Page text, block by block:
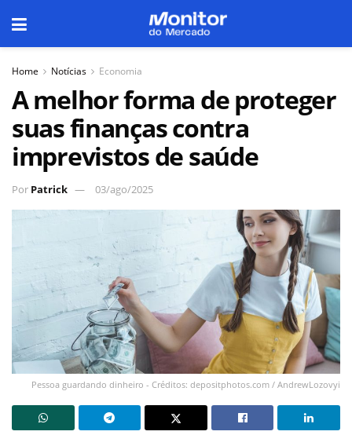
Home Notícias Economia
A melhor forma de proteger
suas finanças contra
imprevistos de saúde
Por Patrick 03/ago/2025
Pessoa guardando dinheiro - Créditos: depositphotos.com / AndrewLozovyi